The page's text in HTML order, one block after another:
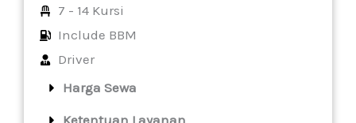
7 - 14 Kursi
Include BBM
Driver
Harga Sewa